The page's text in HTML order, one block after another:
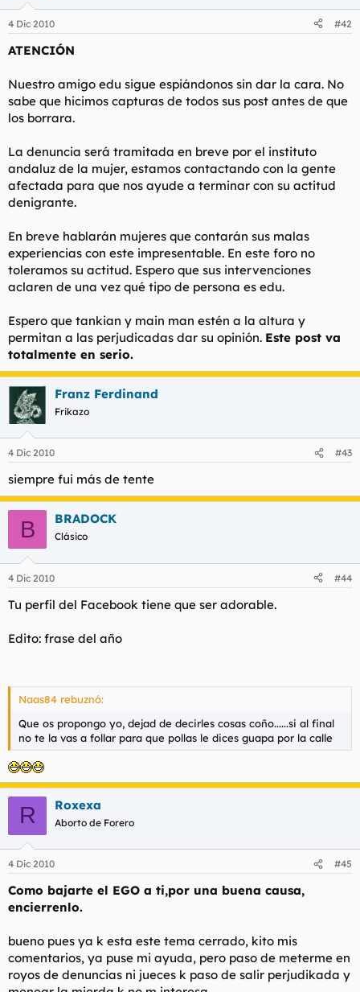
4 Dic 2010 #42
ATENCIÓN
Nuestro amigo edu sigue espiándonos sin dar la cara. No
sabe que hicimos capturas de todos sus post antes de que
los borrara.
La denuncia será tramitada en breve por el instituto
andaluz de la mujer, estamos contactando con la gente
afectada para que nos ayude a terminar con su actitud
denigrante.
En breve hablarán mujeres que contarán sus malas
experiencias con este impresentable. En este foro no
toleramos su actitud. Espero que sus intervenciones
aclaren de una vez qué tipo de persona es edu.
Espero que tankian y main man estén a la altura y
permitan a las perjudicadas dar su opinión. Este post va
totalmente en serio.
Franz Ferdinand
Frikazo
4 Dic 2010 #43
siempre fui más de tente
B BRADOCK
Clásico
4 Dic 2010 #44
Tu perfil del Facebook tiene que ser adorable.
Edito: frase del año
Naas84 rebuznó:
Que os propongo yo, dejad de decirles cosas coño......si al final
no te la vas a follar para que pollas le dices guapa por la calle
R Roxexa
Aborto de Forero
4 Dic 2010 #45
Como bajarte el EGO a ti,por una buena causa,
encierrenlo.
bueno pues ya k esta este tema cerrado, kito mis
comentarios, ya puse mi ayuda, pero paso de meterme en
royos de denuncias ni jueces k paso de salir perjudikada y